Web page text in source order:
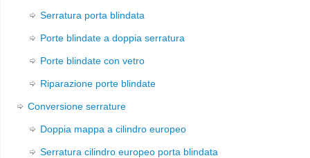
Serratura porta blindata
Porte blindate a doppia serratura
Porte blindate con vetro
Riparazione porte blindate
Conversione serrature
Doppia mappa a cilindro europeo
Serratura cilindro europeo porta blindata